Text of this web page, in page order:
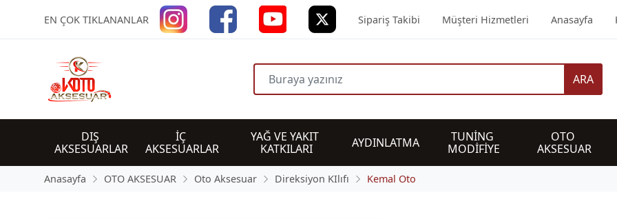
EN ÇOK TIKLANANLAR Sipariş Takibi Müşteri Hizmetleri Anasayfa
ARA
DIŞ
AKSESUARLAR
İÇ
AKSESUARLAR
YAĞ VE YAKIT
KATKILARI
AYDINLATMA
TUNİNG
MODİFİYE
OTO
AKSESUAR
Anasayfa OTO AKSESUAR Oto Aksesuar Direksiyon KIlıfı Kemal Oto